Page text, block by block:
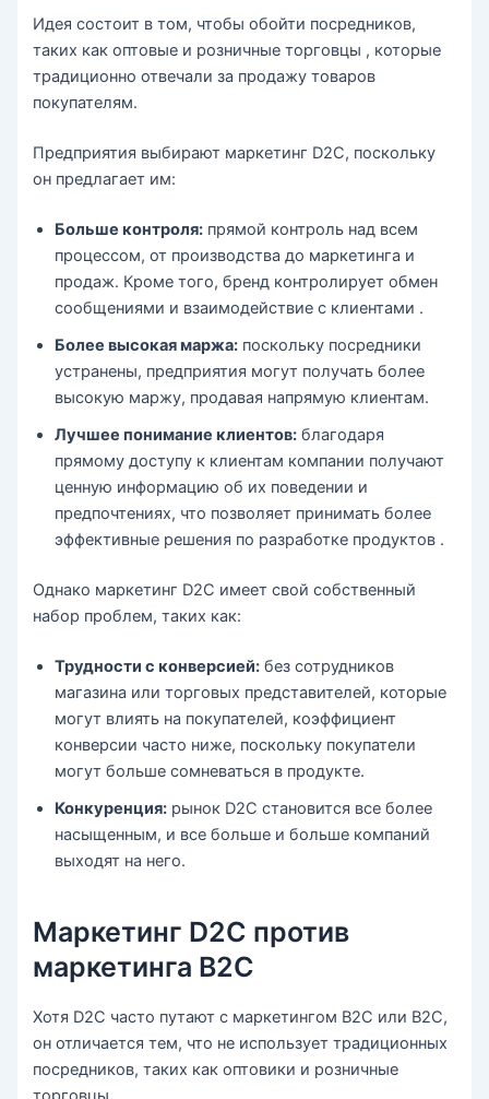
Идея состоит в том, чтобы обойти посредников,
таких как оптовые и розничные торговцы , которые
традиционно отвечали за продажу товаров
покупателям.
Предприятия выбирают маркетинг D2C, поскольку
он предлагает им:
Больше контроля: прямой контроль над всем
процессом, от производства до маркетинга и
продаж. Кроме того, бренд контролирует обмен
сообщениями и взаимодействие с клиентами .
Более высокая маржа: поскольку посредники
устранены, предприятия могут получать более
высокую маржу, продавая напрямую клиентам.
Лучшее понимание клиентов: благодаря
прямому доступу к клиентам компании получают
ценную информацию об их поведении и
предпочтениях, что позволяет принимать более
эффективные решения по разработке продуктов .
Однако маркетинг D2C имеет свой собственный
набор проблем, таких как:
Трудности с конверсией: без сотрудников
магазина или торговых представителей, которые
могут влиять на покупателей, коэффициент
конверсии часто ниже, поскольку покупатели
могут больше сомневаться в продукте.
Конкуренция: рынок D2C становится все более
насыщенным, и все больше и больше компаний
выходят на него.
Маркетинг D2C против
маркетинга B2C
Хотя D2C часто путают с маркетингом B2C или B2C,
он отличается тем, что не использует традиционных
посредников, таких как оптовики и розничные